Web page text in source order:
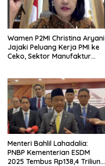
Wamen P2MI Christina Aryani
Jajaki Peluang Kerja PMI ke
Ceko, Sektor Manufaktur
Menteri Bahlil Lahadalia:
PNBP Kementerian ESDM
2025 Tembus Rp138,4 Triliun,